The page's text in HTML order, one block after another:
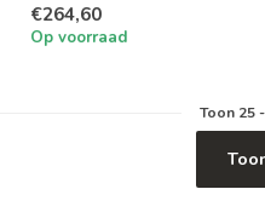
€264,60
Op voorraad
Toon 25-